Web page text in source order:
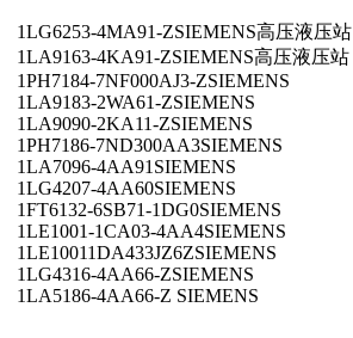
1LG6253-4MA91-ZSIEMENS高压液压站
1LA9163-4KA91-ZSIEMENS高压液压站
1PH7184-7NF000AJ3-ZSIEMENS
1LA9183-2WA61-ZSIEMENS
1LA9090-2KA11-ZSIEMENS
1PH7186-7ND300AA3SIEMENS
1LA7096-4AA91SIEMENS
1LG4207-4AA60SIEMENS
1FT6132-6SB71-1DG0SIEMENS
1LE1001-1CA03-4AA4SIEMENS
1LE10011DA433JZ6ZSIEMENS
1LG4316-4AA66-ZSIEMENS
1LA5186-4AA66-Z SIEMENS